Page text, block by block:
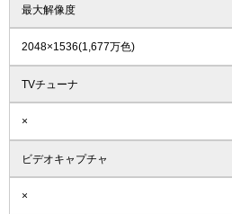
最大解像度
2048×1536(1,677万色)
TVチューナ
×
ビデオキャプチャ
×